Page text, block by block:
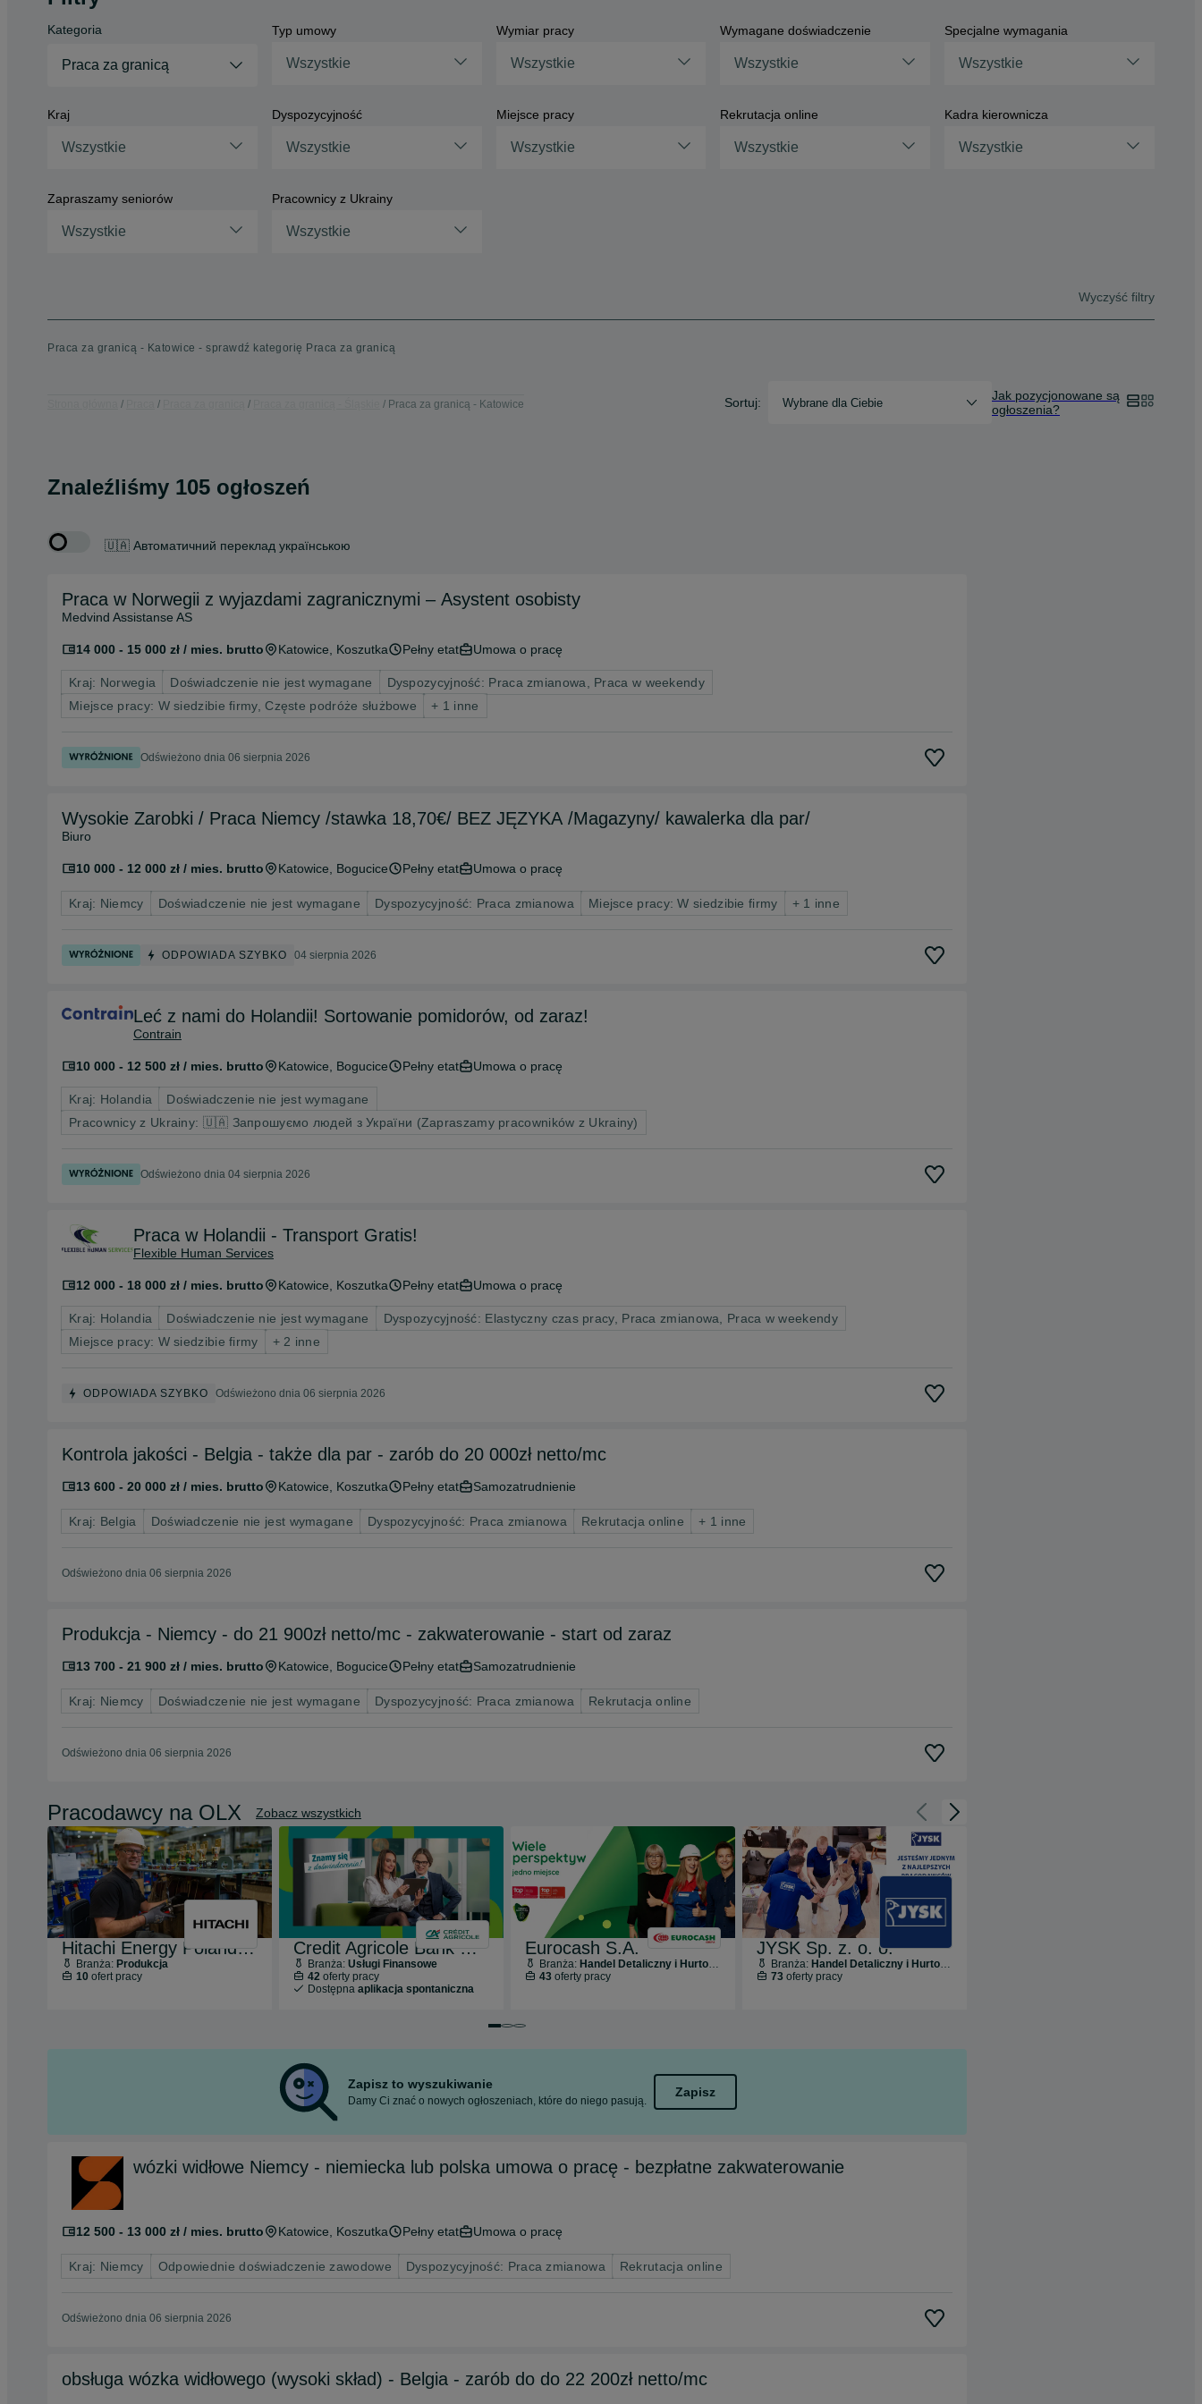
Kategoria
Praca za granicą
Typ umowy
Wszystkie
Wymiar pracy
Wszystkie
Wymagane doświadczenie
Wszystkie
Specjalne wymagania
Wszystkie
Kraj
Wszystkie
Dyspozycyjność
Wszystkie
Miejsce pracy
Wszystkie
Rekrutacja online
Wszystkie
Kadra kierownicza
Wszystkie
Zapraszamy seniorów
Wszystkie
Pracownicy z Ukrainy
Wszystkie
Wyczyść filtry
Praca za granicą - Katowice - sprawdź kategorię Praca za granicą
Praca za granicą - Katowice Sortuj: Wybrane dla Ciebie
Jak pozycjonowane są
ogłoszenia?
Znaleźliśmy 105 ogłoszeń
🇺🇦 Автоматичний переклад українською
Praca w Norwegii z wyjazdami zagranicznymi – Asystent osobisty
Medvind Assistanse AS
14 000 - 15 000 zł / mies. brutto Katowice , Koszutka Pełny etat Umowa o pracę
Kraj: Norwegia Doświadczenie nie jest wymagane
Dyspozycyjność: Praca zmianowa, Praca w weekendy
Miejsce pracy: W siedzibie firmy, Częste podróże służbowe
+ 1 inne
Odświeżono dnia 06 sierpnia 2026
Wysokie Zarobki / Praca Niemcy /stawka 18,70€/ BEZ JĘZYKA /Magazyny/ kawalerka dla par/
Biuro
10 000 - 12 000 zł / mies. brutto Katowice , Bogucice Pełny etat Umowa o pracę
Kraj: Niemcy Doświadczenie nie jest wymagane Dyspozycyjność: Praca zmianowa Miejsce pracy: W siedzibie firmy + 1 inne
ODPOWIADA SZYBKO 04 sierpnia 2026
Leć z nami do Holandii! Sortowanie pomidorów, od zaraz!
Contrain
10 000 - 12 500 zł / mies. brutto Katowice , Bogucice Pełny etat Umowa o pracę
Kraj: Holandia
Doświadczenie nie jest wymagane
Pracownicy z Ukrainy: 🇺🇦 Запрошуємо людей з України (Zapraszamy pracowników z Ukrainy)
Odświeżono dnia 04 sierpnia 2026
Praca w Holandii - Transport Gratis!
Flexible Human Services
12 000 - 18 000 zł / mies. brutto Katowice , Koszutka Pełny etat Umowa o pracę
Kraj: Holandia Doświadczenie nie jest wymagane
Dyspozycyjność: Elastyczny czas pracy, Praca zmianowa, Praca w weekendy
Miejsce pracy: W siedzibie firmy
+ 2 inne
ODPOWIADA SZYBKO Odświeżono dnia 06 sierpnia 2026
Kontrola jakości - Belgia - także dla par - zarób do 20 000zł netto/mc
13 600 - 20 000 zł / mies. brutto Katowice , Koszutka Pełny etat Samozatrudnienie
Kraj: Belgia Doświadczenie nie jest wymagane Dyspozycyjność: Praca zmianowa Rekrutacja online + 1 inne
Odświeżono dnia 06 sierpnia 2026
Produkcja - Niemcy - do 21 900zł netto/mc - zakwaterowanie - start od zaraz
13 700 - 21 900 zł / mies. brutto Katowice , Bogucice Pełny etat Samozatrudnienie
Kraj: Niemcy Doświadczenie nie jest wymagane Dyspozycyjność: Praca zmianowa Rekrutacja online
Odświeżono dnia 06 sierpnia 2026
Pracodawcy na OLX Zobacz wszystkich Cofnij do slajdu 1 z 3
Przejdź do slajdu 2 z 3
Hitachi Energy Poland Sp. z o.o.
Branża: Produkcja
10 ofert pracy
Credit Agricole Bank Polska S.A.
Branża: Usługi Finansowe
42oferty pracy
Dostępna aplikacja spontaniczna
Eurocash S.A.
Branża: Handel Detaliczny i Hurtowy
43oferty pracy
JYSK Sp. z. o. o.
Branża: Handel Detaliczny i Hurtowy
73oferty pracy
Przejdź do slajdu 1 z 3
Przejdź do slajdu 2 z 3
Przejdź do slajdu 3 z 3
Zapisz to wyszukiwanie
Damy Ci znać o nowych ogłoszeniach, które do niego pasują.
Zapisz
wózki widłowe Niemcy - niemiecka lub polska umowa o pracę - bezpłatne zakwaterowanie
12 500 - 13 000 zł / mies. brutto Katowice, Koszutka Pełny etat Umowa o pracę
Kraj: Niemcy Odpowiednie doświadczenie zawodowe Dyspozycyjność: Praca zmianowa Rekrutacja online
Odświeżono dnia 06 sierpnia 2026
obsługa wózka widłowego (wysoki skład) - Belgia - zarób do do 22 200zł netto/mc